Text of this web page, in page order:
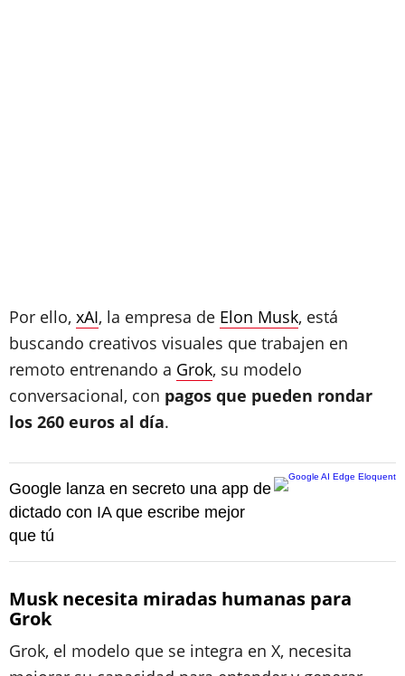
Por ello, xAI, la empresa de Elon Musk, está
buscando creativos visuales que trabajen en
remoto entrenando a Grok, su modelo
conversacional, con pagos que pueden rondar
los 260 euros al día.
Google lanza en secreto una app de
dictado con IA que escribe mejor
que tú
Musk necesita miradas humanas para
Grok
Grok, el modelo que se integra en X, necesita